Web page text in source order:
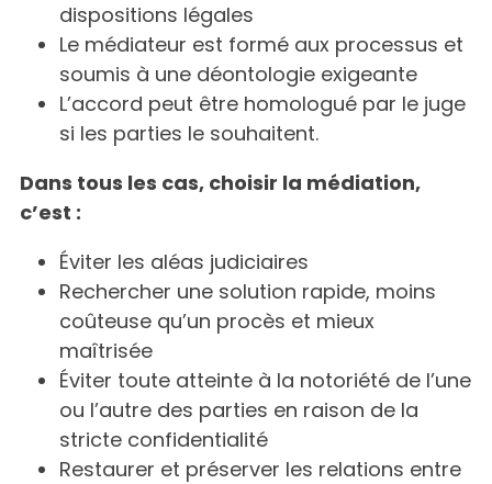
dispositions légales
Le médiateur est formé aux processus et
soumis à une déontologie exigeante
L’accord peut être homologué par le juge
si les parties le souhaitent.
Dans tous les cas, choisir la médiation,
c’est :
Éviter les aléas judiciaires
Rechercher une solution rapide, moins
coûteuse qu’un procès et mieux
maîtrisée
Éviter toute atteinte à la notoriété de l’une
ou l’autre des parties en raison de la
stricte confidentialité
Restaurer et préserver les relations entre